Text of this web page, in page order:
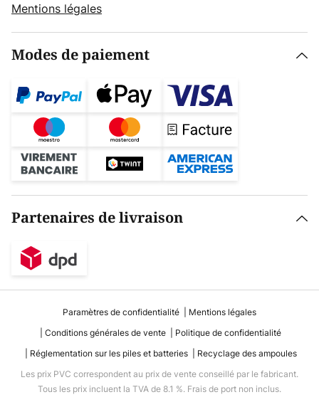
Mentions légales
Modes de paiement
Partenaires de livraison
Paramètres de confidentialité
Mentions légales
Conditions générales de vente
Politique de confidentialité
Réglementation sur les piles et batteries
Recyclage des ampoules
Les prix PVC correspondent au prix de vente conseillé par le fabricant.
Tous les prix incluent la TVA de 8.1 %. Frais de port non inclus.